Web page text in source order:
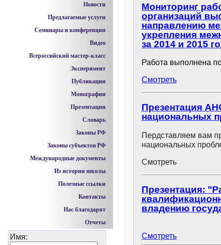
Мониторинг
организаций
направлению
укрепления
за 2014 и 2015
Работа выполнена
Смотреть
Презентация
национальных
Пердставляем вам
национальных
Смотреть
Презентация:
владению
Смотреть
Новости
Предлагаемые услуги
Семинары и конференции
Видео
Всероссийский мастер-класс
Эксперимент
Публикации
Монографии
Презентации
Словарь
Законы РФ
Законы субъектов РФ
Международные документы
Из истории школы
Полезные ссылки
Контакты
Нас благодарят
Отчеты
Имя: